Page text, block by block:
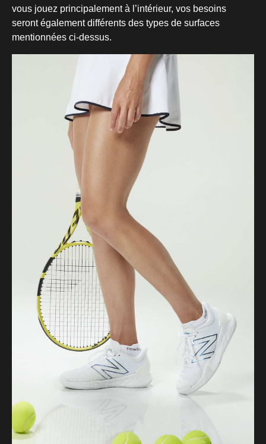
vous jouez principalement à l’intérieur, vos besoins
seront également différents des types de surfaces
mentionnées ci-dessus.